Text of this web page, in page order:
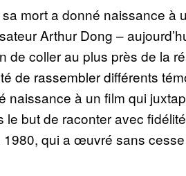
mort a donné naissance à
Arthur Dong –
de coller au plus près de la
de rassembler différents
naissance à un film qui
but de raconter avec
qui a œuvré sans